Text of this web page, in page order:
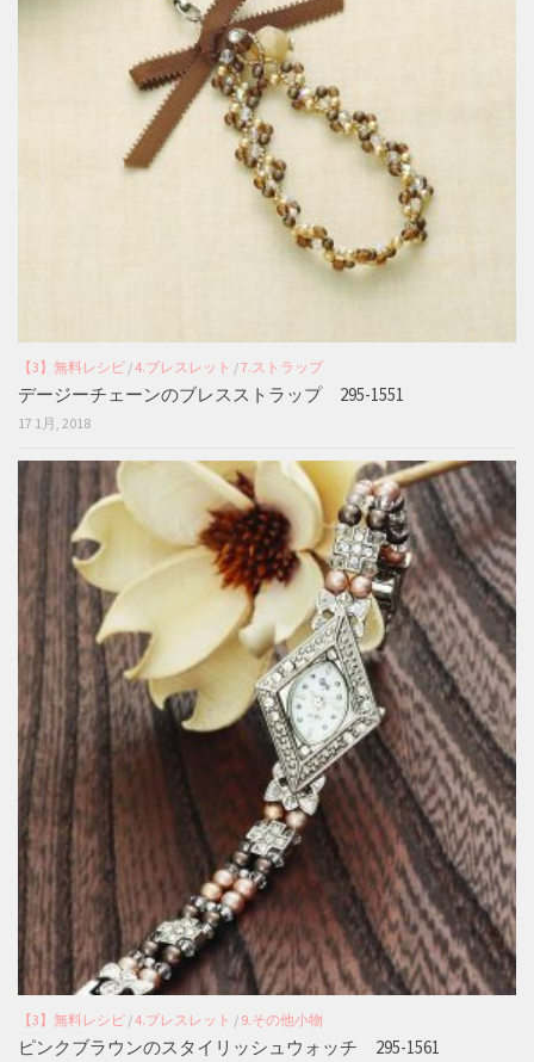
【3】無料レシピ /4.ブレスレット /7.ストラップ
デージーチェーンのブレスストラップ 295-1551
17 1月, 2018
【3】無料レシピ /4.ブレスレット / 9.その他小物
ピンクブラウンのスタイリッシュウォッチ 295-1561